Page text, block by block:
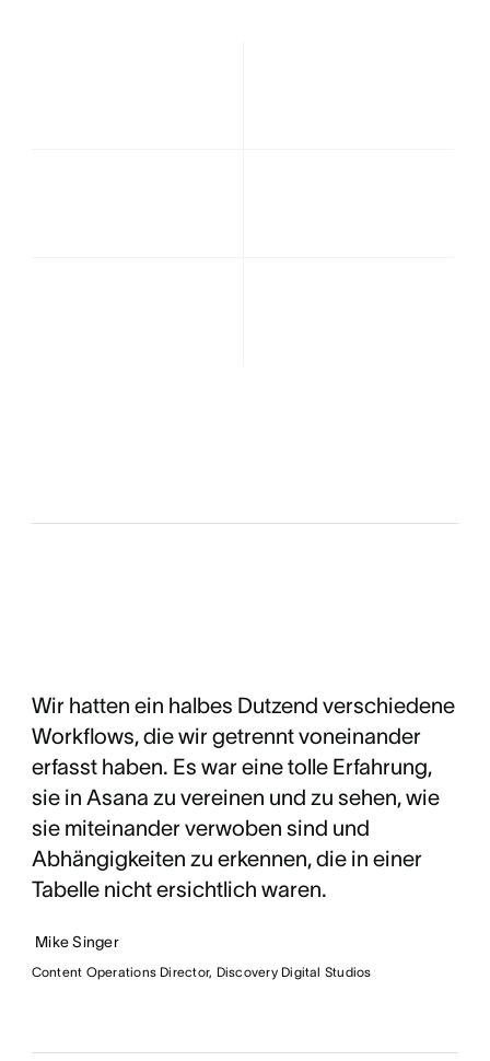
Wir hatten ein halbes Dutzend verschiedene
Workflows, die wir getrennt voneinander
erfasst haben. Es war eine tolle Erfahrung,
sie in Asana zu vereinen und zu sehen, wie
sie miteinander verwoben sind und
Abhängigkeiten zu erkennen, die in einer
Tabelle nicht ersichtlich waren.
Mike Singer
Content Operations Director, Discovery Digital Studios